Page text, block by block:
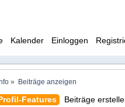
Kalender Einloggen
» Beiträge anzeigen
Features Beiträge